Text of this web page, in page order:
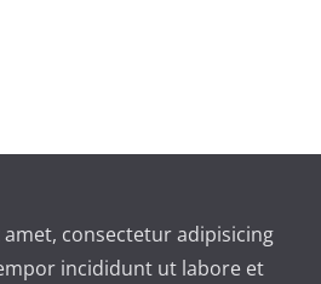
consectetur adipisicing
incididunt ut labore et